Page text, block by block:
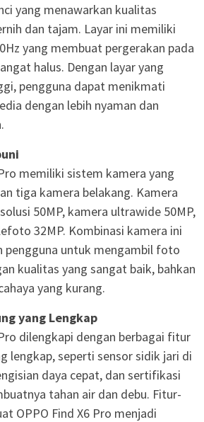
yang menawarkan kualitas
dan tajam. Layar ini memiliki
yang membuat pergerakan pada
halus. Dengan layar yang
pengguna dapat menikmati
dengan lebih nyaman dan
memiliki sistem kamera yang
tiga kamera belakang. Kamera
50MP, kamera ultrawide 50MP,
32MP. Kombinasi kamera ini
pengguna untuk mengambil foto
kualitas yang sangat baik, bahkan
yang kurang.
yang Lengkap
dilengkapi dengan berbagai fitur
lengkap, seperti sensor sidik jari di
daya cepat, dan sertifikasi
tahan air dan debu. Fitur-
OPPO Find X6 Pro menjadi